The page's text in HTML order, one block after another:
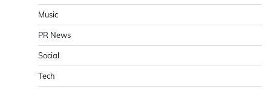
Music
PR News
Social
Tech